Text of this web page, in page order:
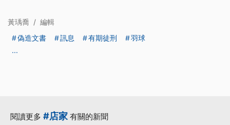
黃瑀喬 / 編輯
偽造文書
訊息 有期徒刑
羽球
...
閱讀更多 #店家 有關的新聞